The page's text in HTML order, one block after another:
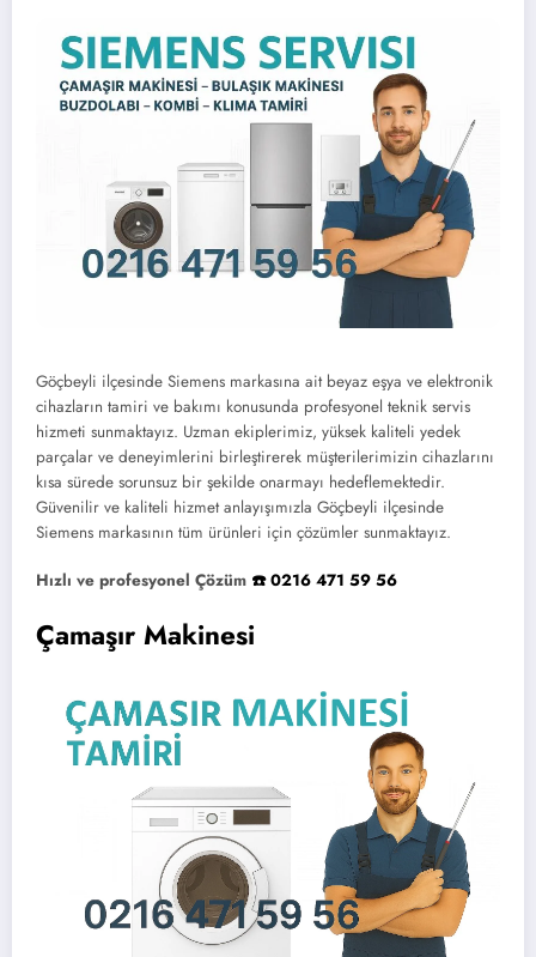
Göçbeyli ilçesinde Siemens markasına ait beyaz eşya ve elektronik
cihazların tamiri ve bakımı konusunda profesyonel teknik servis
hizmeti sunmaktayız. Uzman ekiplerimiz, yüksek kaliteli yedek
parçalar ve deneyimlerini birleştirerek müşterilerimizin cihazlarını
kısa sürede sorunsuz bir şekilde onarmayı hedeflemektedir.
Güvenilir ve kaliteli hizmet anlayışımızla Göçbeyli ilçesinde
Siemens markasının tüm ürünleri için çözümler sunmaktayız.
Hızlı ve profesyonel Çözüm ☎️ 0216 471 59 56
Çamaşır Makinesi